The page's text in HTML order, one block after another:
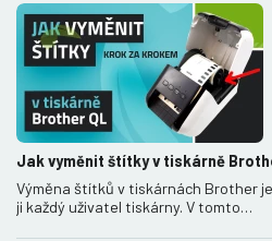
Jak vyměnit štítky v tiskárně
Výměna štítků v tiskárnách Brother
ji každý uživatel tiskárny. V tomto…